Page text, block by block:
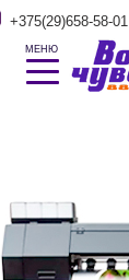
+375(29)658-58-01
МЕНЮ